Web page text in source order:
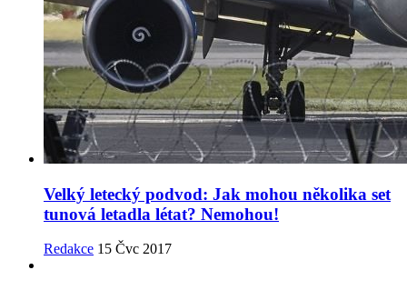
Velký letecký podvod: Jak mohou několika set
tunová letadla létat? Nemohou!
Redakce 15 Čvc 2017